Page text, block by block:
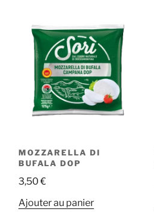
MOZZARELLA DI
BUFALA DOP
3,50€
Ajouter au panier